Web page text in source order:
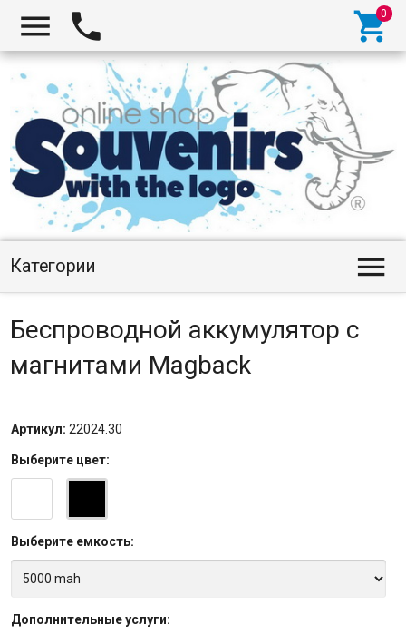
  
Категории 
Беспроводной аккумулятор с
магнитами Magback
Артикул: 22024.30
Выберите цвет:
Выберите емкость:
Дополнительные услуги: